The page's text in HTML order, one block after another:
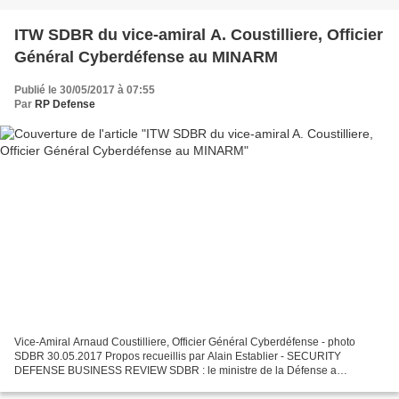
ITW SDBR du vice-amiral A. Coustilliere, Officier
Général Cyberdéfense au MINARM
Publié le 30/05/2017 à 07:55
Par RP Defense
Vice-Amiral Arnaud Coustilliere, Officier Général Cyberdéfense - photo
SDBR 30.05.2017 Propos recueillis par Alain Establier - SECURITY
DEFENSE BUSINESS REVIEW SDBR : le ministre de la Défense a